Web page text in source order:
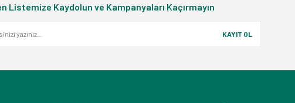
Listemize Kaydolun ve Kampanyaları Kaçırmayın
KAYIT OL